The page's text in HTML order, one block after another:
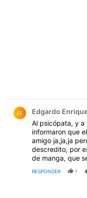
EE Edgardo
Al psicópata, y a
informaron que
amigo ja,ja,ja
descredito, por
de manga, que
RESPONDER 1